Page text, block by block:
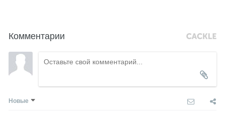
Комментарии
Новые